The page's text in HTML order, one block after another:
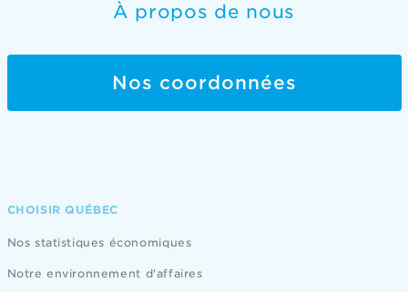
À propos de nous
Nos coordonnées
CHOISIR QUÉBEC
Nos statistiques économiques
Notre environnement d'affaires